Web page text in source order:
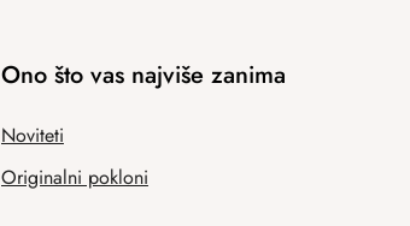
Ono što vas najviše zanima
Noviteti
Originalni pokloni